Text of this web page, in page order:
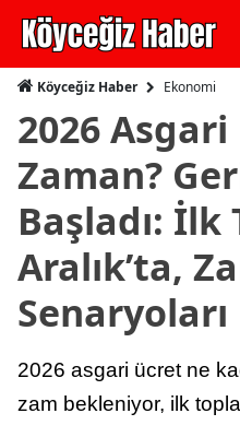
Köyceğiz Haber Ekonomi
2026
Zaman?
Başladı: İlk
Aralık’ta,
2026 asgari ücret ne
zam bekleniyor, ilk